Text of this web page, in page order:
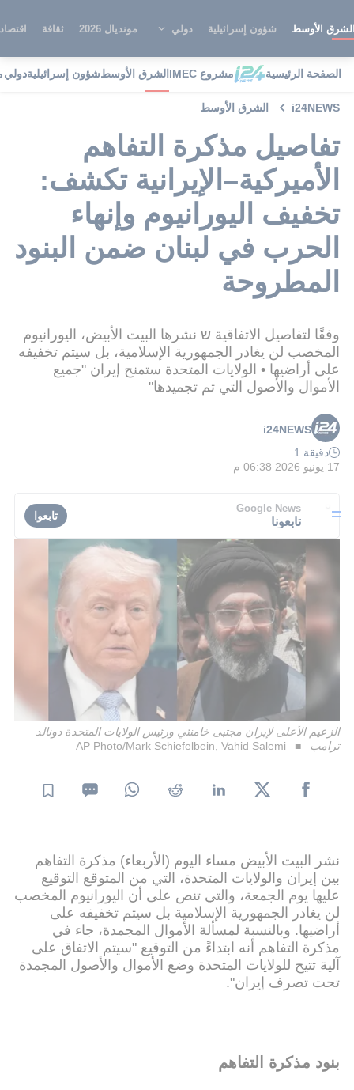
الأوسط شؤون إسرائيلية دولي مونديال 2026 ثقافة
الصفحة الرئيسية مشروع IMEC الشرق الأوسطشؤون إسرائيليةدولي
i24NEWS الشرق الأوسط
تفاصيل مذكرة التفاهم
الأميركية–الإيرانية تكشف:
تخفيف اليورانيوم وإنهاء
الحرب في لبنان ضمن البنود
المطروحة
وفقًا لتفاصيل الاتفاقية ש نشرها البيت الأبيض، اليورانيوم
المخصب لن يغادر الجمهورية الإسلامية، بل سيتم تخفيفه
على أراضيها • الولايات المتحدة ستمنح إيران "جميع
الأموال والأصول التي تم تجميدها"
i24NEWS
دقيقة 1
17 يونيو 2026 06:38 م
Google News
تابعونا تابعوا
الزعيم الأعلى لإيران مجتبى خامنئي ورئيس الولايات المتحدة دونالد
ترامب
AP Photo/Mark Schiefelbein, Vahid Salemi
نشر البيت الأبيض مساء اليوم (الأربعاء) مذكرة التفاهم
بين إيران والولايات المتحدة، التي من المتوقع التوقيع
عليها يوم الجمعة، والتي تنص على أن اليورانيوم المخصب
لن يغادر الجمهورية الإسلامية بل سيتم تخفيفه على
أراضيها. وبالنسبة لمسألة الأموال المجمدة، جاء في
مذكرة التفاهم أنه ابتداءً من التوقيع "سيتم الاتفاق على
آلية تتيح للولايات المتحدة وضع الأموال والأصول المجمدة
تحت تصرف إيران".
بنود مذكرة التفاهم